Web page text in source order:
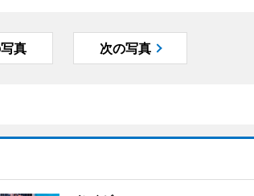
真 次の写真